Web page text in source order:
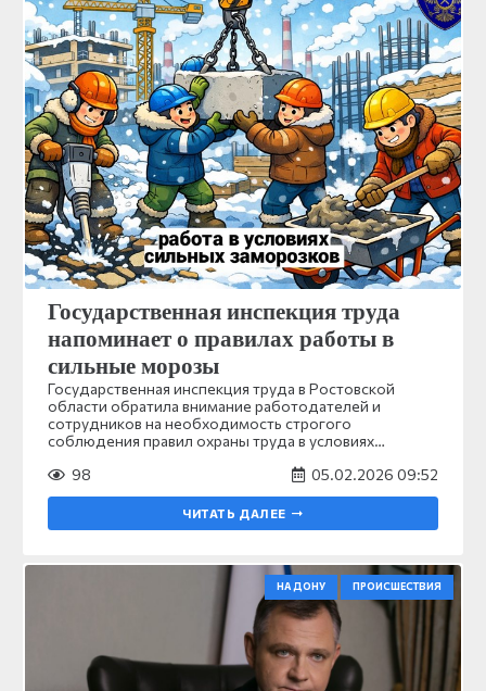
Государственная инспекция труда
напоминает о правилах работы в
сильные морозы
Государственная инспекция труда в Ростовской
области обратила внимание работодателей и
сотрудников на необходимость строгого
соблюдения правил охраны труда в условиях…
98
05.02.2026 09:52
ЧИТАТЬ ДАЛЕЕ
НА ДОНУ ПРОИСШЕСТВИЯ